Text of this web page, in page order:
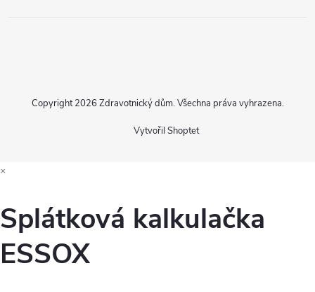
Vytvořil Shoptet
Copyright 2026 Zdravotnický dům. Všechna práva vyhrazena.
×
Splátková kalkulačka
ESSOX